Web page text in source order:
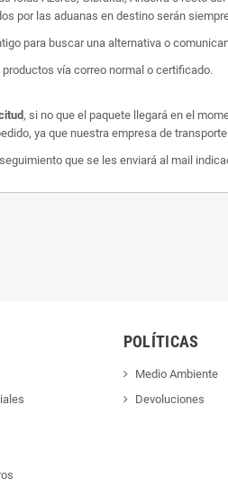
por las aduanas en destino serán
para buscar una alternativa o
vía correo normal o certificado.
, si no que el paquete llegará en el
ya que nuestra empresa de
que se les enviará al mail
POLÍTICAS
Medio Ambiente
Devoluciones